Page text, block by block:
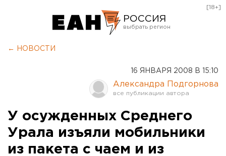
РОССИЯ
Оренбург
[18+]
← НОВОСТИ
16 ЯНВАРЯ 2008 В 15:10
Александра Подгорнова
У осужденных Среднего
Урала изъяли мобильники
из пакета с чаем и из